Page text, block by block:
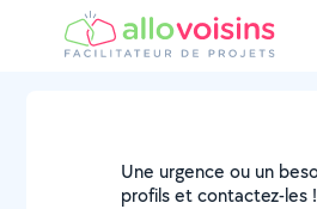
Une urgence ou un
profils et contactez-les !